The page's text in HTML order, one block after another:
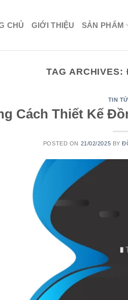
CHỦ GIỚI THIỆU SẢN PHẨM
TAG ARCHIVES:
TIN
Cách Thiết Kế
POSTED ON 21/02/2025 BY